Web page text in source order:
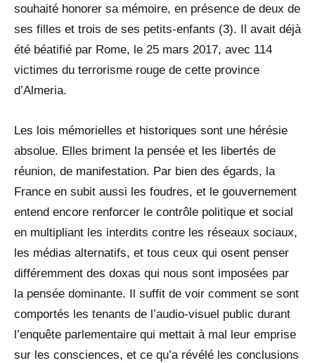
souhaité honorer sa mémoire, en présence de deux de
ses filles et trois de ses petits-enfants (3). Il avait déjà
été béatifié par Rome, le 25 mars 2017, avec 114
victimes du terrorisme rouge de cette province
d’Almeria.
Les lois mémorielles et historiques sont une hérésie
absolue. Elles briment la pensée et les libertés de
réunion, de manifestation. Par bien des égards, la
France en subit aussi les foudres, et le gouvernement
entend encore renforcer le contrôle politique et social
en multipliant les interdits contre les réseaux sociaux,
les médias alternatifs, et tous ceux qui osent penser
différemment des doxas qui nous sont imposées par
la pensée dominante. Il suffit de voir comment se sont
comportés les tenants de l’audio-visuel public durant
l’enquête parlementaire qui mettait à mal leur emprise
sur les consciences, et ce qu’a révélé les conclusions